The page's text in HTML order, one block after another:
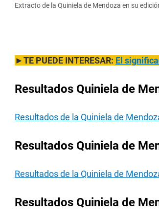
Extracto de la Quiniela de Mendoza en su
►TE PUEDE INTERESAR: El
Resultados Quiniela de
Resultados de la Quiniela de
Resultados Quiniela de
Resultados de la Quiniela de
Resultados Quiniela de